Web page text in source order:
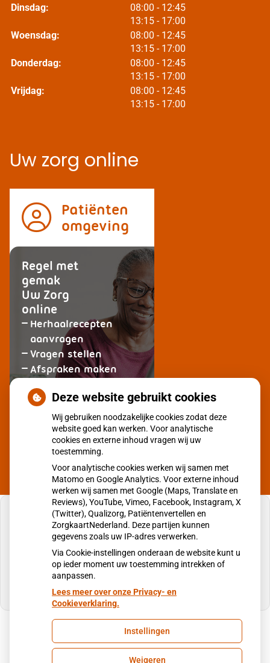
Dinsdag:
08:00 tot
- 12:45
13:15 tot
- 17:00
Woensdag:
08:00 tot
- 12:45
13:15 tot
- 17:00
Donderdag:
08:00 tot
- 12:45
13:15 tot
- 17:00
Vrijdag:
08:00 tot
- 12:45
13:15 tot
- 17:00
Uw zorg online
Patiënten
omgeving
Regel met
gemak
Uw Zorg
online
Herhaalrecepten
aanvragen
Vragen stellen
Afspraken maken
patiëntenomgeving
Huisartsenpraktijk
Oude
Ophuis
en
De
Vries
U heeft geen toestemming gegeven voor
externe inhoud die nodig is om dit te zien.
Cookie-instellingen wijzigen
Uw Zorg Online
Deze website gebruikt cookies
Wij gebruiken noodzakelijke cookies zodat deze
website goed kan werken. Voor analytische
cookies en externe inhoud vragen wij uw
toestemming.
Voor analytische cookies werken wij samen met
Matomo en Google Analytics. Voor externe inhoud
werken wij samen met Google (Maps, Translate en
Reviews), YouTube, Vimeo, Facebook, Instagram, X
(Twitter), Qualizorg, Patiëntenvertellen en
ZorgkaartNederland. Deze partijen kunnen
gegevens zoals uw IP-adres verwerken.
Via Cookie-instellingen onderaan de website kunt u
op ieder moment uw toestemming intrekken of
aanpassen.
Lees meer over onze Privacy- en
Cookieverklaring.
Instellingen
Weigeren